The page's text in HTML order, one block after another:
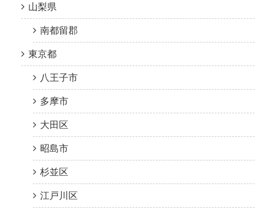
山梨県
南都留郡
東京都
八王子市
多摩市
大田区
昭島市
杉並区
江戸川区